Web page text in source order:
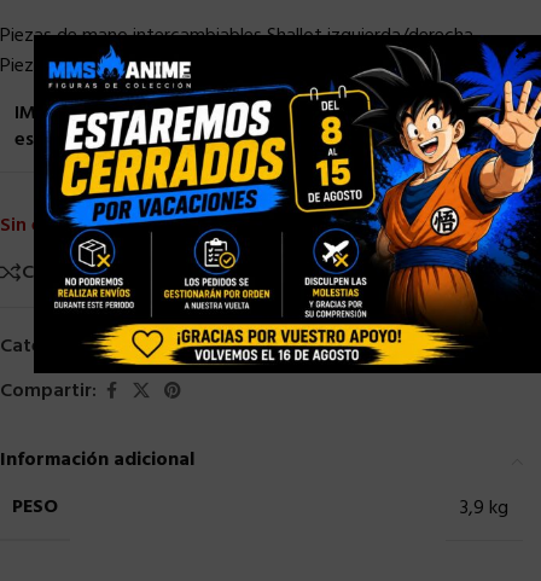
Piezas de mano intercambiables Shallot izquierda/derecha
Piezas de cabeza de chalota intercambiables (forma de Dios)
IMPORTANTE: Las fechas de llegada son estimadas y
están sujetas a cambios o retrasos.
Sin existencias
Comparar
Añadir a la lista de deseos
Categorías:Bandai,S. H. Figuarts,SHF DRAGON BALL
Compartir:
Información adicional
PESO
3,9 kg
×